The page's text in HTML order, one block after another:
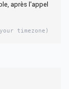
après l'appel
timezone)